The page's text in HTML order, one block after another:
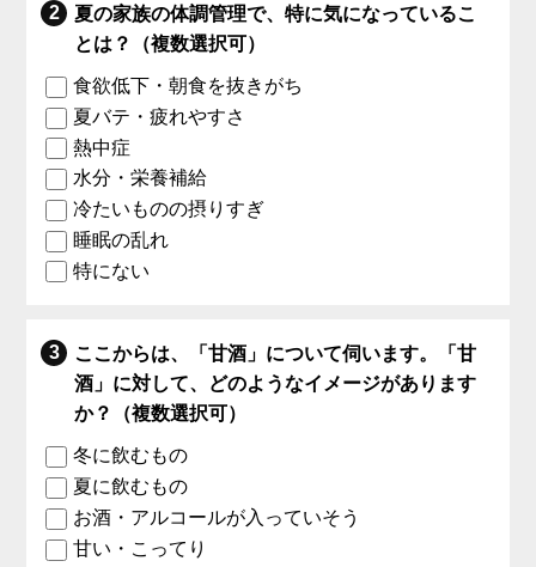
夏の家族の体調管理で、特に気になっているこ
とは？（複数選択可）
食欲低下・朝食を抜きがち
夏バテ・疲れやすさ
熱中症
水分・栄養補給
冷たいものの摂りすぎ
睡眠の乱れ
特にない
ここからは、「甘酒」について伺います。「甘
酒」に対して、どのようなイメージがあります
か？（複数選択可）
冬に飲むもの
夏に飲むもの
お酒・アルコールが入っていそう
甘い・こってり